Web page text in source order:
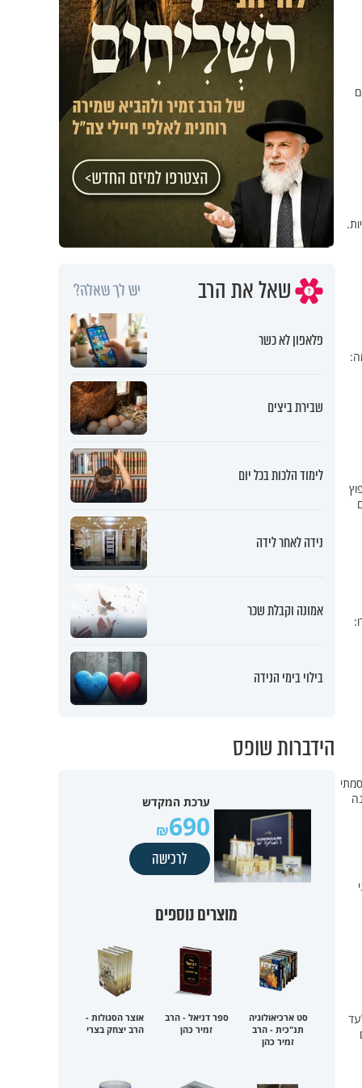
שאל את הרב יש לך שאלה?
פלאפון לא כשר
שבירת ביצים
לימוד הלכות בכל יום
נידה לאחר לידה
אמונה וקבלת שכר
בילוי בימי הנידה
הידברות שופס
ערכת המקדש
690
לרכישה
מוצרים נוספים
סט ארכיאולוגיה
תנ"כית - הרב
זמיר כהן
ספר דניאל - הרב
זמיר כהן
אוצר הסגולות -
הרב יצחק בצרי